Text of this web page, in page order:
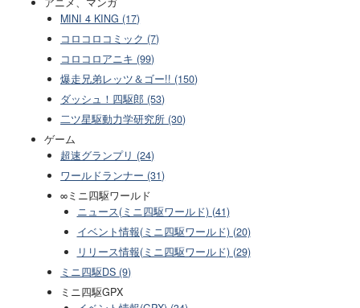
MINI 4 KING (17)
コロコロコミック (7)
コロコロアニキ (99)
爆走兄弟レッツ＆ゴー!! (150)
ダッシュ！四駆郎 (53)
二ツ星駆動力学研究所 (30)
ゲーム
超速グランプリ (24)
ワールドランナー (31)
∞ミニ四駆ワールド
ニュース(ミニ四駆ワールド) (41)
イベント情報(ミニ四駆ワールド) (20)
リリース情報(ミニ四駆ワールド) (29)
ミニ四駆DS (9)
ミニ四駆GPX